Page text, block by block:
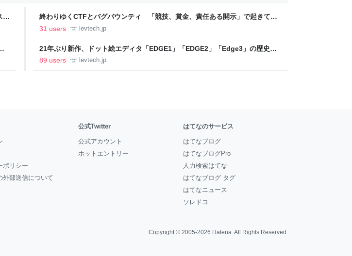
キ
終わりゆくCTFとバグバウンティ 「競技、賞金、責任ある開示」で起きてい
ること【フォーカス】 - レバテックLAB
31 users levtech.jp
21年ぶり新作、ドット絵エディタ「EDGE1」「EDGE2」「Edge3」の歴史に
ついて作者に聞く【フォーカス】 - レバテックLAB
89 users levtech.jp
ポリシー
外部送信について
公式Twitter
公式アカウント
ホットエントリー
はてなのサービス
はてなブログ
はてなブログPro
人力検索はてな
はてなブログ タグ
はてなニュース
ソレドコ
Copyright © 2005-2026 Hatena. All Rights Reserved.